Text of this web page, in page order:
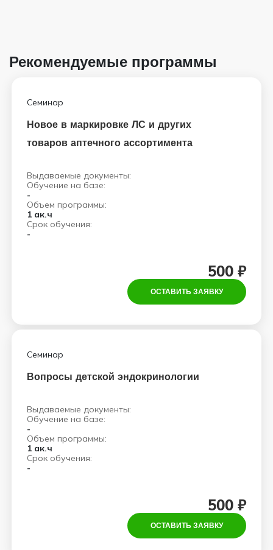
Рекомендуемые программы
Семинар
Новое в маркировке ЛС и других
товаров аптечного ассортимента
Выдаваемые документы:
Обучение на базе:
-
Объем программы:
1 ак.ч
Срок обучения:
-
500 ₽
ОСТАВИТЬ ЗАЯВКУ
Семинар
Вопросы детской эндокринологии
Выдаваемые документы:
Обучение на базе:
-
Объем программы:
1 ак.ч
Срок обучения:
-
500 ₽
ОСТАВИТЬ ЗАЯВКУ